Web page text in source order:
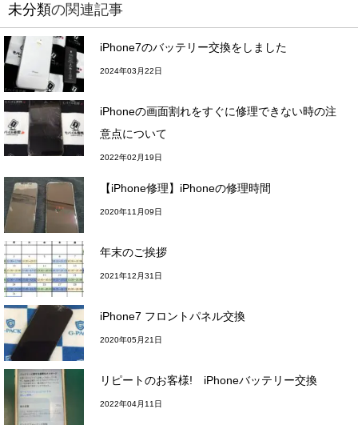
未分類の関連記事
iPhone7のバッテリー交換をしました
2024年03月22日
iPhoneの画面割れをすぐに修理できない時の注
意点について
2022年02月19日
【iPhone修理】iPhoneの修理時間
2020年11月09日
年末のご挨拶
2021年12月31日
iPhone7 フロントパネル交換
2020年05月21日
リピートのお客様! iPhoneバッテリー交換
2022年04月11日